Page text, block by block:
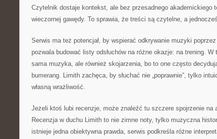
Czytelnik dostaje kontekst, ale bez przesadnego akademickiego
wieczornej gawędy. To sprawia, że treści są czytelne, a
Serwis ma też potencjał, by wspierać odkrywanie muzyki
pozwala budować listy odsłuchów na różne okazje: na trening.
sama muzyka, ale również skojarzenia, bo to one często
bumerang. Limith zachęca, by słuchać nie „poprawnie”, tylko
własną wrażliwość.
Jeżeli ktoś lubi recenzje, może znaleźć tu szczere spojrzenie na
Recenzja w duchu Limith to nie zimne noty, tylko muzyczna
istnieje jedna obiektywna prawda, serwis podkreśla różne